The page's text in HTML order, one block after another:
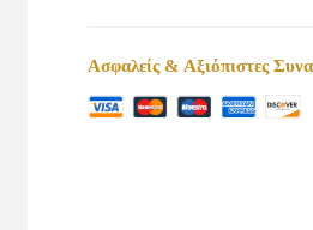
Ασφαλείς & Αξιόπιστες